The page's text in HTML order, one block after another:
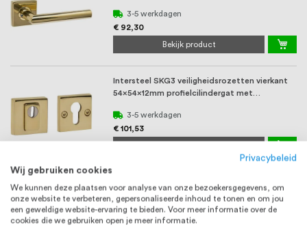
3-5 werkdagen
€ 92,30
Bekijk product
Intersteel SKG3 veiligheidsrozetten vierkant
54x54x12mm profielcilindergat met
3-5 werkdagen
€ 101,53
250x50mm kruk/kruk Jura met
veerconstructie ...
Privacybeleid
Wij gebruiken cookies
We kunnen deze plaatsen voor analyse van onze bezoekersgegevens, om
onze website te verbeteren, gepersonaliseerde inhoud te tonen en om jou
een geweldige website-ervaring te bieden. Voor meer informatie over de
cookies die we gebruiken open je meer informatie.